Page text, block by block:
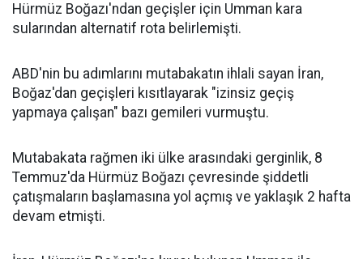
Hürmüz Boğazı'ndan geçişler için Umman kara
sularından alternatif rota belirlemişti.
ABD'nin bu adımlarını mutabakatın ihlali sayan İran,
Boğaz'dan geçişleri kısıtlayarak "izinsiz geçiş
yapmaya çalışan" bazı gemileri vurmuştu.
Mutabakata rağmen iki ülke arasındaki gerginlik, 8
Temmuz'da Hürmüz Boğazı çevresinde şiddetli
çatışmaların başlamasına yol açmış ve yaklaşık 2 hafta
devam etmişti.